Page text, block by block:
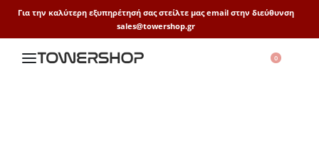
Για την καλύτερη εξυπηρέτησή σας στείλτε μας email στην διεύθυνση
sales@towershop.gr
0